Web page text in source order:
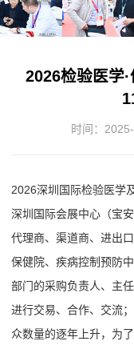
2026检验医学
时间：
2026深圳国际检验医学
深圳国际会展中心（宝
代理商、渠道商、进出
保健院、疾病控制预防
部门的采购负责人、主
进行交易、合作、交流
众数量的逐年上升，为